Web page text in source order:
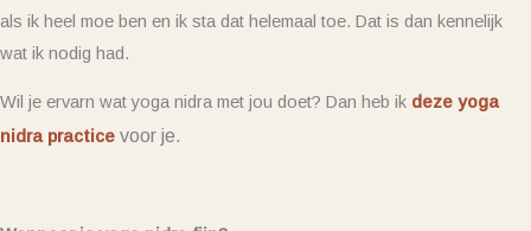
als ik heel moe ben en ik sta dat helemaal toe. Dat is dan kennelijk
wat ik nodig had.
Wil je ervarn wat yoga nidra met jou doet? Dan heb ik deze yoga
nidra practice voor je.